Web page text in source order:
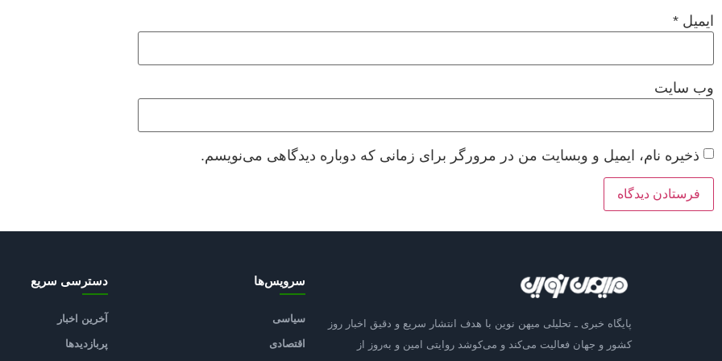
ایمیل *
وب‌ سایت
ذخیره نام، ایمیل و وبسایت من در مرورگر برای زمانی که دوباره دیدگاهی می‌نویسم.
پایگاه خبری ـ تحلیلی میهن نوین با هدف انتشار سریع و دقیق اخبار روز
کشور و جهان فعالیت می‌کند و می‌کوشد روایتی امین و به‌روز از
سرویس‌ها
سیاسی
اقتصادی
دسترسی سریع
آخرین اخبار
پربازدیدها